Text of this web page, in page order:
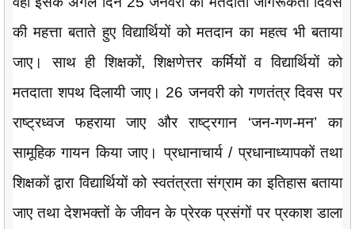
की महत्ता बताते हुए विद्यार्थियों को मतदान का महत्व भी बताया
जाए। साथ ही शिक्षकों, शिक्षणेत्तर कर्मियों व विद्यार्थियों को
मतदाता शपथ दिलायी जाए। 26 जनवरी को गणतंत्र दिवस पर
राष्ट्रध्वज फहराया जाए और राष्ट्रगान ‘जन-गण-मन’ का
सामूहिक गायन किया जाए। प्रधानाचार्य / प्रधानाध्यापकों तथा
शिक्षकों द्वारा विद्यार्थियों को स्वतंत्रता संग्राम का इतिहास बताया
जाए तथा देशभक्तों के जीवन के प्रेरक प्रसंगों पर प्रकाश डाला